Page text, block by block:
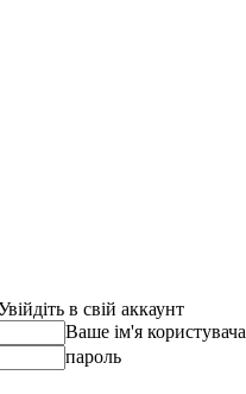
в свій аккаунт
Ваше ім'я користувача
пароль